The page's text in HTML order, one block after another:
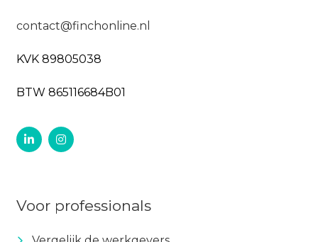
contact@finchonline.nl
KVK 89805038
BTW 865116684B01
Voor professionals